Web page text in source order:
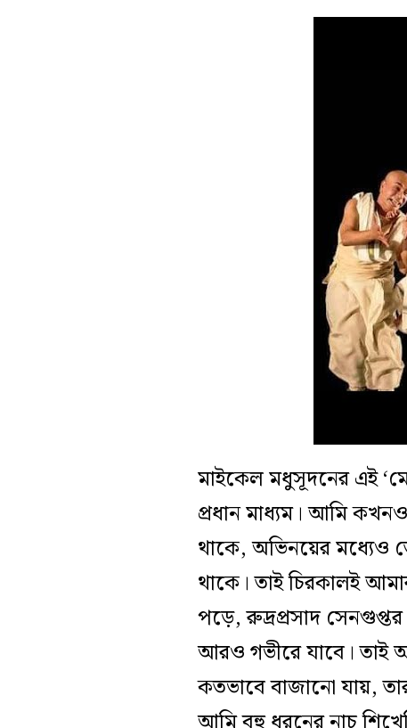
মাইকেল মধুসূদনের এই
প্রধান মাধ্যম। আমি
থাকে, অভিনয়ের মধ্যেও
থাকে। তাই চিরকালই
পড়ে, রুদ্রপ্রসাদ
আরও গভীরে যাবে। তাই
কতভাবে বাজানো যায়,